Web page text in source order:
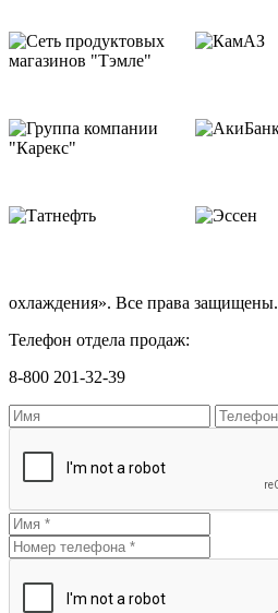
охлаждения». Все права защищены.
Телефон отдела продаж:
8-800 201-32-39